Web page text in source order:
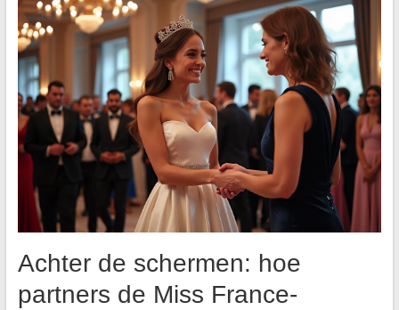
Achter de schermen: hoe
partners de Miss France-